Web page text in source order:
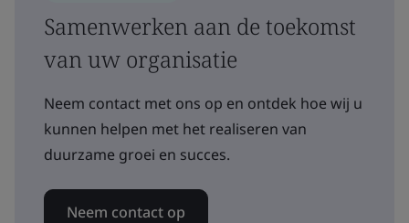
Samenwerken aan de toekomst
van uw organisatie
Neem contact met ons op en ontdek hoe wij u
kunnen helpen met het realiseren van
duurzame groei en succes.
Neem contact op